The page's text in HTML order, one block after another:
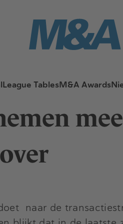
League TablesM&A Awards
naar de